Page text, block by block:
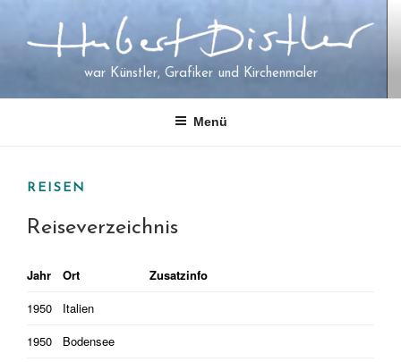
springen
war Künstler, Grafiker und Kirchenmaler
Menü
REISEN
Reiseverzeichnis
Jahr Ort
Zusatzinfo
1950
Italien
1950
Bodensee